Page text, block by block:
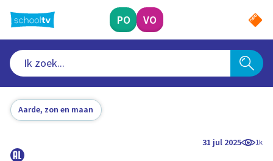
naar
hoofdinhoud
PO VO
Aarde, zon en maan
31 jul 2025 1k